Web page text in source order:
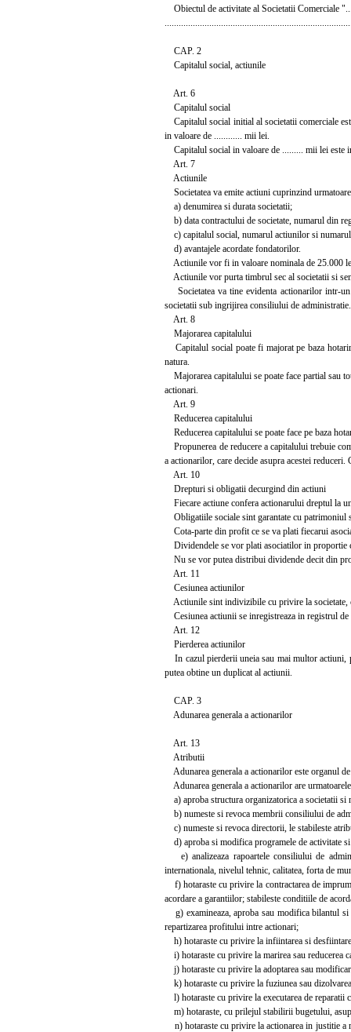
Obiectul de activitate al Societatii Comerciale
CAP. 2
Capitalul social, actiunile
Art. 6
Capitalul social
Capitalul social initial al societatii comerciale
in valoare de ............ mii lei.
Capitalul social in valoare de ......... mii lei este
Art. 7
Actiunile
Societatea va emite actiuni cuprinzind
a) denumirea si durata societatii;
b) data contractului de societate, numarul din
c) capitalul social, numarul actiunilor si
d) avantajele acordate fondatorilor.
Actiunile vor fi in valoare nominala de 25.000
Actiunile vor purta timbrul sec al societatii si
Societatea va tine evidenta actionarilor intr-
societatii sub ingrijirea consiliului de administratie.
Art. 8
Majorarea capitalului
Capitalul social poate fi majorat pe baza
natura.
Majorarea capitalului se poate face partial sau
actionari.
Art. 9
Reducerea capitalului
Reducerea capitalului se poate face pe baza
Propunerea de reducere a capitalului trebuie
a actionarilor, care decide asupra acestei
Art. 10
Drepturi si obligatii decurgind din actiuni
Fiecare actiune confera actionarului dreptul la
Obligatiile sociale sint garantate cu patrimoniul
Cota-parte din profit ce se va plati fiecarui
Dividendele se vor plati asociatilor in proportie
Nu se vor putea distribui dividende decit din
Art. 11
Cesiunea actiunilor
Actiunile sint indivizibile cu privire la societate,
Cesiunea actiunii se inregistreaza in registrul
Art. 12
Pierderea actiunilor
In cazul pierderii uneia sau mai multor actiuni,
putea obtine un duplicat al actiunii.
CAP. 3
Adunarea generala a actionarilor
Art. 13
Atributii
Adunarea generala a actionarilor este organul
Adunarea generala a actionarilor are
a) aproba structura organizatorica a societatii
b) numeste si revoca membrii consiliului de
c) numeste si revoca directorii, le stabileste
d) aproba si modifica programele de activitate
e) analizeaza rapoartele consiliului de
internationala, nivelul tehnic, calitatea, forta de
f) hotaraste cu privire la contractarea de
acordare a garantiilor; stabileste conditiile de
g) examineaza, aproba sau modifica bilantul
repartizarea profitului intre actionari;
h) hotaraste cu privire la infiintarea si
i) hotaraste cu privire la marirea sau reducerea
j) hotaraste cu privire la adoptarea sau
k) hotaraste cu privire la fuziunea sau
l) hotaraste cu privire la executarea de reparatii
m) hotaraste, cu prilejul stabilirii bugetului,
n) hotaraste cu privire la actionarea in justitie a